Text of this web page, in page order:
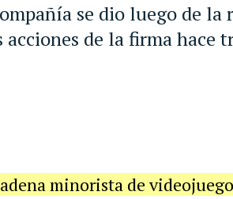
se dio luego de
de la firma hace
minorista de